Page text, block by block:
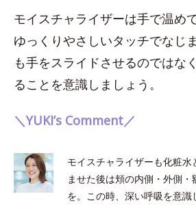
モイスチャライザーは手で温め
ゆっくりやさしいタッチでなじ
も手をスライドさせるのではな
ることを意識しましょう。
＼YUKI’s Comment／
モイスチャライザーも化粧水
ませた後は頬の内側・外側・
を。この時、深い呼吸を意